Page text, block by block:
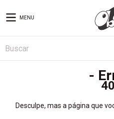
MENU
-
Desculpe, mas a página que